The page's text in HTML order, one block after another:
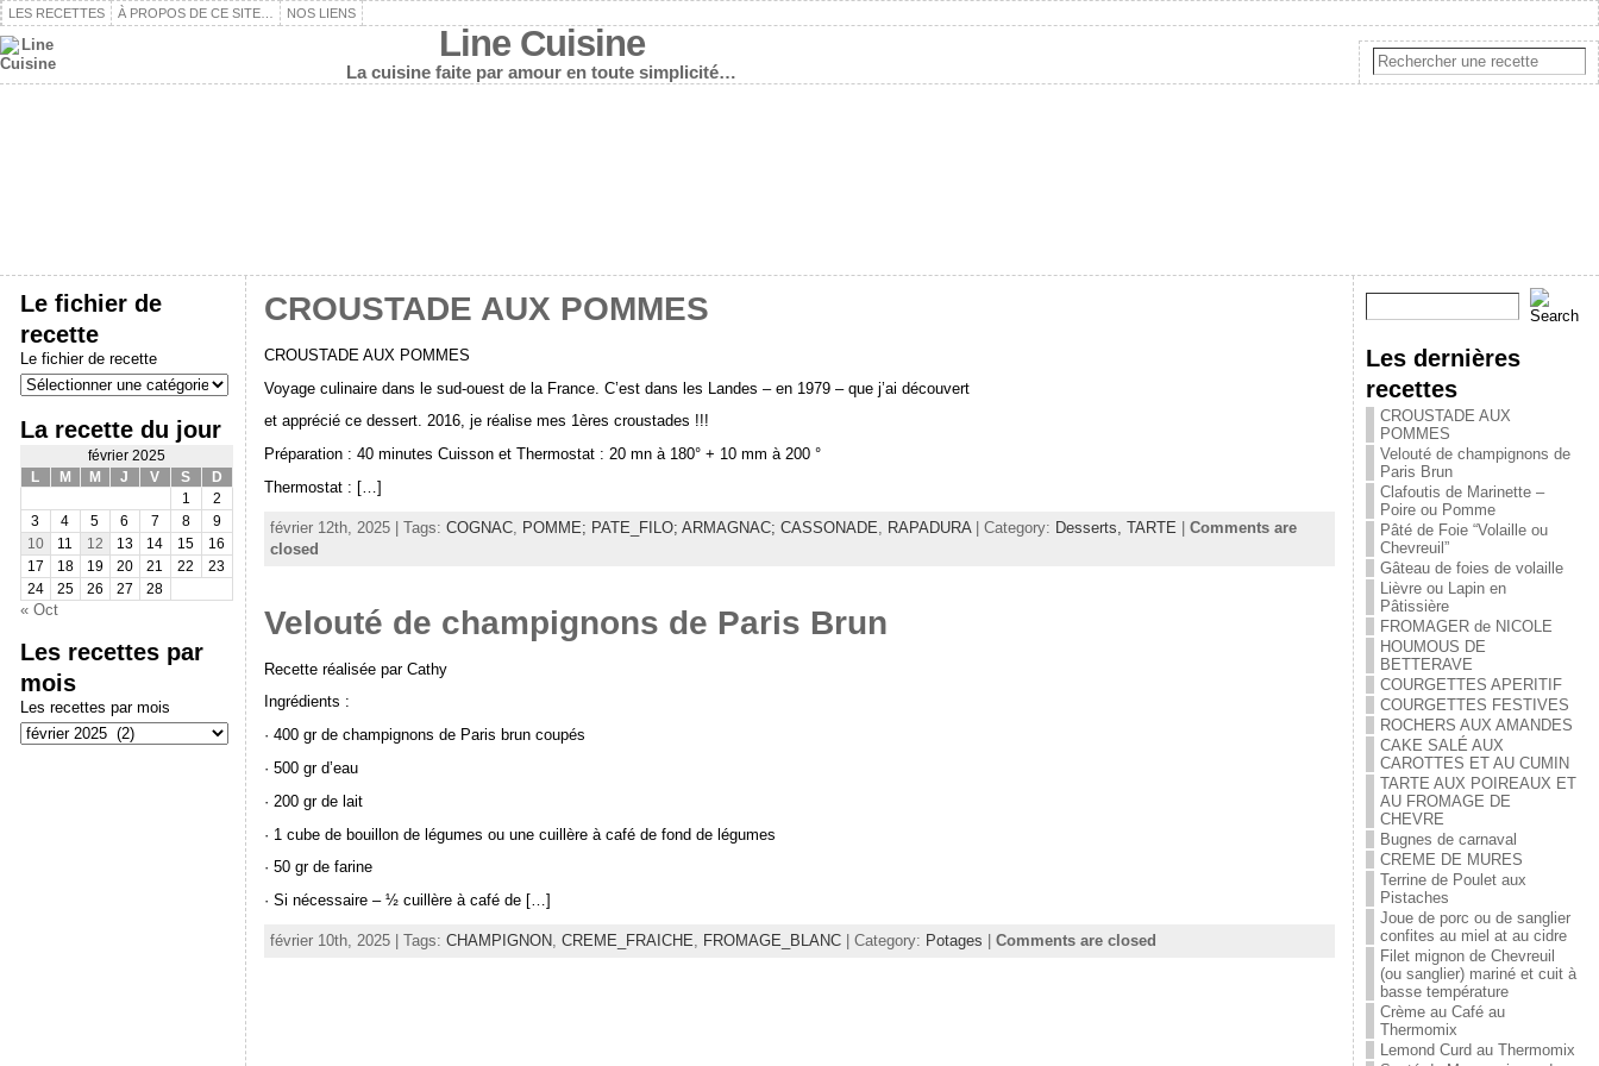
LES RECETTES À PROPOS DE CE SITE… NOS LIENS
Line Cuisine
La cuisine faite par amour en toute simplicité…
Le fichier de
recette
Le fichier de recette
La recette du jour
février 2025
L
M M J V S
D
1
2
3
4 5 6 7 8
9
10
11 12 13 14 15
16
17
18 19 20 21 22
23
24
25 26 27 28
« Oct
Les recettes par
mois
Les recettes par mois
CROUSTADE AUX POMMES
CROUSTADE AUX POMMES
Voyage culinaire dans le sud-ouest de la France. C’est dans les Landes – en 1979 – que j’ai découvert
et apprécié ce dessert. 2016, je réalise mes 1ères croustades !!!
Préparation : 40 minutes Cuisson et Thermostat : 20 mn à 180° + 10 mm à 200 °
Thermostat : […]
février 12th, 2025 | Tags: COGNAC, POMME; PATE_FILO; ARMAGNAC; CASSONADE RAPADURA| Category: Desserts, TARTE
Comments are
closed
Velouté de champignons de Paris Brun
Recette réalisée par Cathy
Ingrédients :
· 400 gr de champignons de Paris brun coupés
· 500 gr d’eau
· 200 gr de lait
· 1 cube de bouillon de légumes ou une cuillère à café de fond de légumes
· 50 gr de farine
· Si nécessaire – ½ cuillère à café de […]
février 10th, 2025 | Tags: CHAMPIGNON CREME_FRAICHE FROMAGE_BLANC| Category: Potages Comments are closed
Les dernières
recettes
CROUSTADE AUX
POMMES
Velouté de champignons de
Paris Brun
Clafoutis de Marinette –
Poire ou Pomme
Pâté de Foie “Volaille ou
Chevreuil”
Gâteau de foies de volaille
Lièvre ou Lapin en
Pâtissière
FROMAGER de NICOLE
HOUMOUS DE
BETTERAVE
COURGETTES APERITIF
COURGETTES FESTIVES
ROCHERS AUX AMANDES
CAKE SALÉ AUX
CAROTTES ET AU CUMIN
TARTE AUX POIREAUX ET
AU FROMAGE DE
CHEVRE
Bugnes de carnaval
CREME DE MURES
Terrine de Poulet aux
Pistaches
Joue de porc ou de sanglier
confites au miel at au cidre
Filet mignon de Chevreuil
(ou sanglier) mariné et cuit à
basse température
Crème au Café au
Thermomix
Lemond Curd au Thermomix